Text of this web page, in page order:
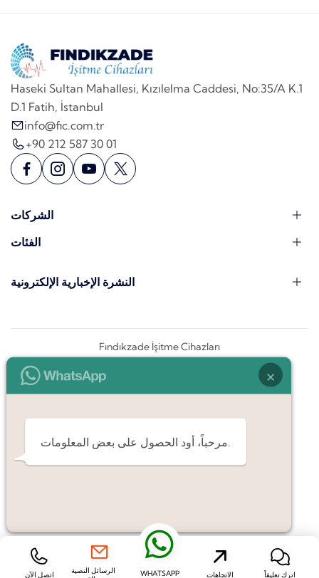
Haseki Sultan Mahallesi, Kızılelma Caddesi, No:35/A K.1
D.1 Fatih, İstanbul
info@fic.com.tr
+90 212 587 30 01
الشركات
الفئات
النشرة الإخبارية الإلكترونية
Fındıkzade İşitme Cihazları
اتصل الآن
الرسائل النصية
WHATSAPP الاتجاهات اترك تعليقاً
×
مرحباً، أود الحصول على بعض المعلومات.